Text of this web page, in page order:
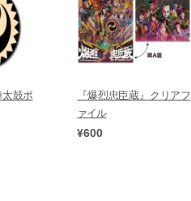
太鼓ポ
『爆烈忠臣蔵』クリアフ
ァイル
¥600